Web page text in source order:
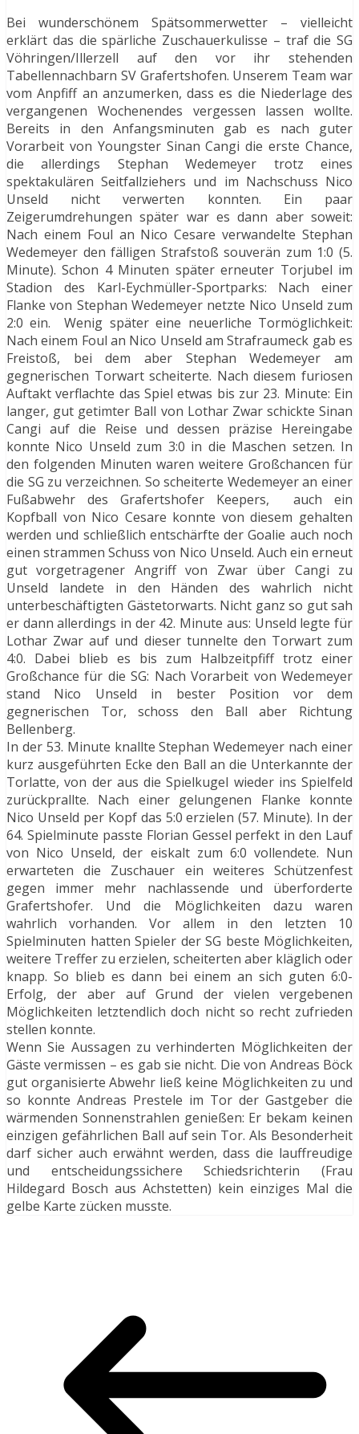
Bei wunderschönem Spätsommerwetter – vielleicht
erklärt das die spärliche Zuschauerkulisse – traf die SG
Vöhringen/Illerzell auf den vor ihr stehenden
Tabellennachbarn SV Grafertshofen. Unserem Team war
vom Anpfiff an anzumerken, dass es die Niederlage des
vergangenen Wochenendes vergessen lassen wollte.
Bereits in den Anfangsminuten gab es nach guter
Vorarbeit von Youngster Sinan Cangi die erste Chance,
die allerdings Stephan Wedemeyer trotz eines
spektakulären Seitfallziehers und im Nachschuss Nico
Unseld nicht verwerten konnten. Ein paar
Zeigerumdrehungen später war es dann aber soweit:
Nach einem Foul an Nico Cesare verwandelte Stephan
Wedemeyer den fälligen Strafstoß souverän zum 1:0 (5.
Minute). Schon 4 Minuten später erneuter Torjubel im
Stadion des Karl-Eychmüller-Sportparks: Nach einer
Flanke von Stephan Wedemeyer netzte Nico Unseld zum
2:0 ein. Wenig später eine neuerliche Tormöglichkeit:
Nach einem Foul an Nico Unseld am Strafraumeck gab es
Freistoß, bei dem aber Stephan Wedemeyer am
gegnerischen Torwart scheiterte. Nach diesem furiosen
Auftakt verflachte das Spiel etwas bis zur 23. Minute: Ein
langer, gut getimter Ball von Lothar Zwar schickte Sinan
Cangi auf die Reise und dessen präzise Hereingabe
konnte Nico Unseld zum 3:0 in die Maschen setzen. In
den folgenden Minuten waren weitere Großchancen für
die SG zu verzeichnen. So scheiterte Wedemeyer an einer
Fußabwehr des Grafertshofer Keepers, auch ein
Kopfball von Nico Cesare konnte von diesem gehalten
werden und schließlich entschärfte der Goalie auch noch
einen strammen Schuss von Nico Unseld. Auch ein erneut
gut vorgetragener Angriff von Zwar über Cangi zu
Unseld landete in den Händen des wahrlich nicht
unterbeschäftigten Gästetorwarts. Nicht ganz so gut sah
er dann allerdings in der 42. Minute aus: Unseld legte für
Lothar Zwar auf und dieser tunnelte den Torwart zum
4:0. Dabei blieb es bis zum Halbzeitpfiff trotz einer
Großchance für die SG: Nach Vorarbeit von Wedemeyer
stand Nico Unseld in bester Position vor dem
gegnerischen Tor, schoss den Ball aber Richtung
Bellenberg.
In der 53. Minute knallte Stephan Wedemeyer nach einer
kurz ausgeführten Ecke den Ball an die Unterkannte der
Torlatte, von der aus die Spielkugel wieder ins Spielfeld
zurückprallte. Nach einer gelungenen Flanke konnte
Nico Unseld per Kopf das 5:0 erzielen (57. Minute). In der
64. Spielminute passte Florian Gessel perfekt in den Lauf
von Nico Unseld, der eiskalt zum 6:0 vollendete. Nun
erwarteten die Zuschauer ein weiteres Schützenfest
gegen immer mehr nachlassende und überforderte
Grafertshofer. Und die Möglichkeiten dazu waren
wahrlich vorhanden. Vor allem in den letzten 10
Spielminuten hatten Spieler der SG beste Möglichkeiten,
weitere Treffer zu erzielen, scheiterten aber kläglich oder
knapp. So blieb es dann bei einem an sich guten 6:0-
Erfolg, der aber auf Grund der vielen vergebenen
Möglichkeiten letztendlich doch nicht so recht zufrieden
stellen konnte.
Wenn Sie Aussagen zu verhinderten Möglichkeiten der
Gäste vermissen – es gab sie nicht. Die von Andreas Böck
gut organisierte Abwehr ließ keine Möglichkeiten zu und
so konnte Andreas Prestele im Tor der Gastgeber die
wärmenden Sonnenstrahlen genießen: Er bekam keinen
einzigen gefährlichen Ball auf sein Tor. Als Besonderheit
darf sicher auch erwähnt werden, dass die lauffreudige
und entscheidungssichere Schiedsrichterin (Frau
Hildegard Bosch aus Achstetten) kein einziges Mal die
gelbe Karte zücken musste.